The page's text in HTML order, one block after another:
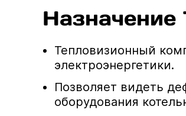
Тепловизионный
электроэнергетики.
Позволяет видеть
оборудования